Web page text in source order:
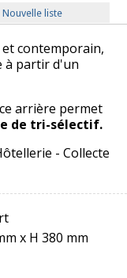
Nouvelle liste
contemporain,
à partir d'un
arrière permet
de tri-sélectif.
- Collecte
x H 380 mm